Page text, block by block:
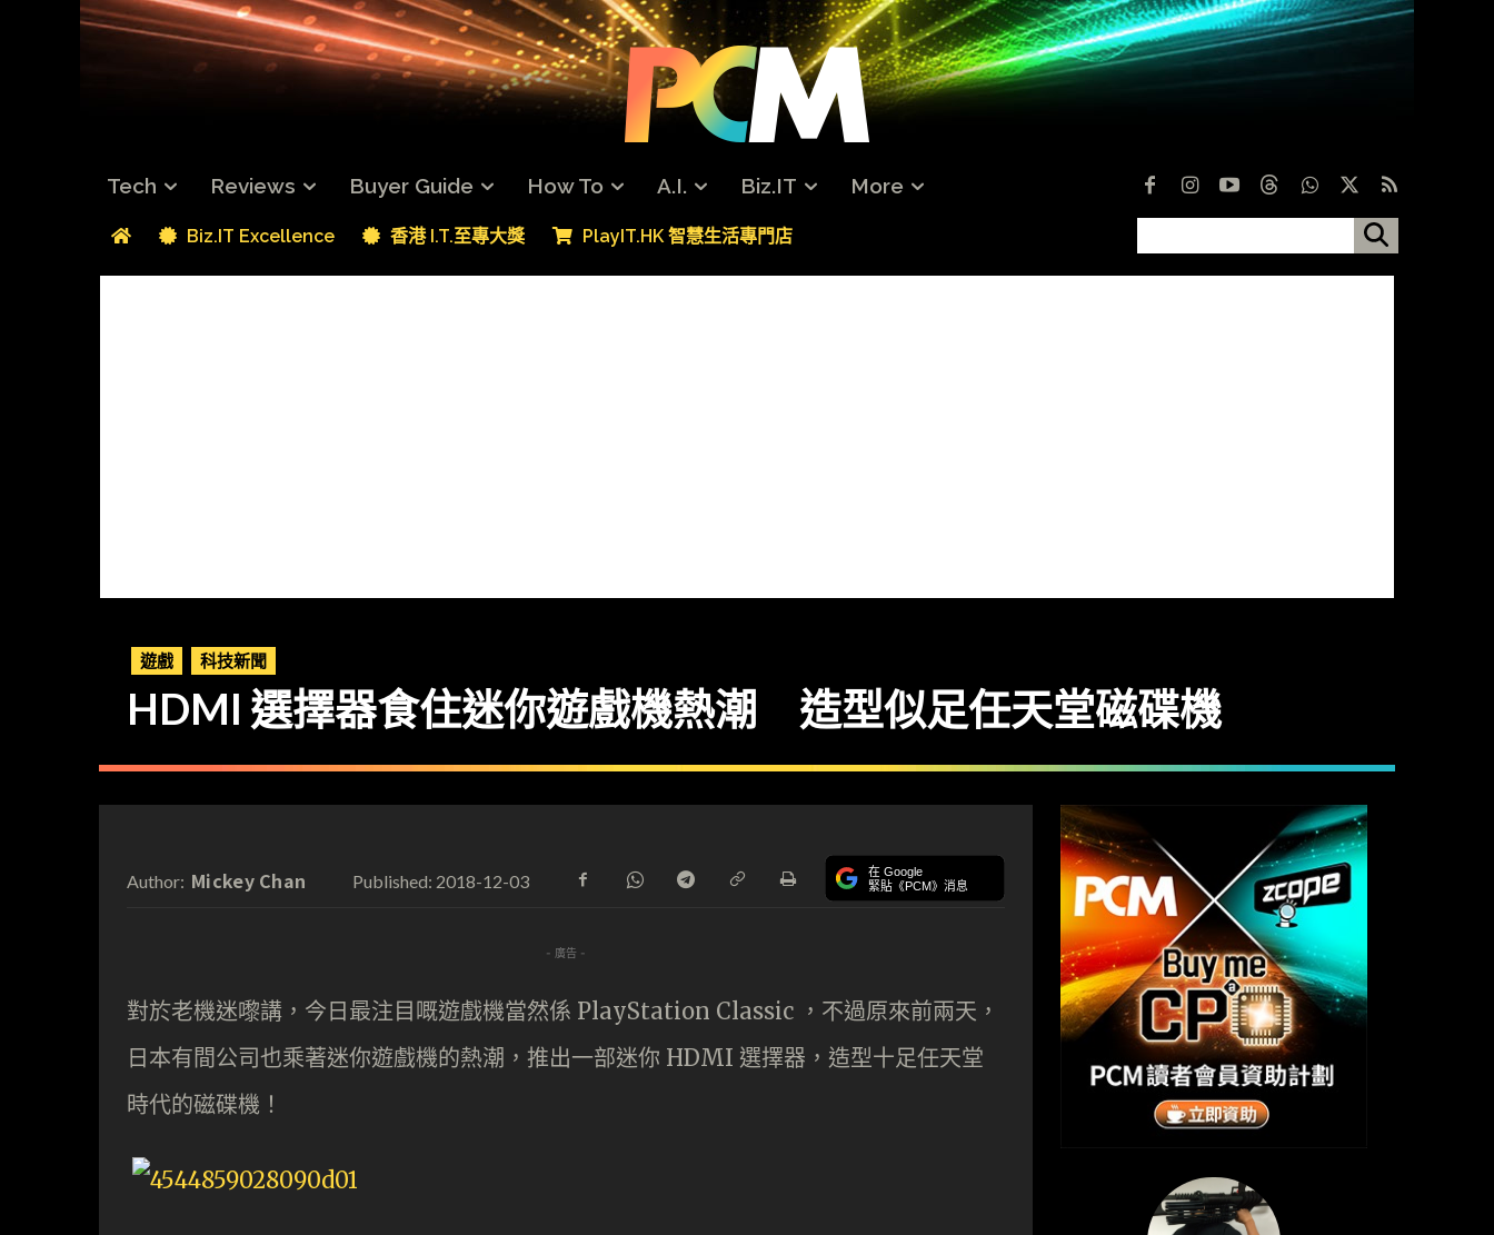
Tech Reviews Buyer Guide How To A.I. Biz.IT More
Biz.IT Excellence 香港 I.T.至專大獎 PlayIT.HK 智慧生活專門店
遊戲 科技新聞
HDMI 選擇器食住迷你遊戲機熱潮 造型似足任天堂磁碟機
Author: Mickey Chan Published: 2018-12-03 在 Google
緊貼《PCM》消息
- 廣告 -
對於老機迷嚟講，今日最注目嘅遊戲機當然係 PlayStation Classic ，不過原來前兩天，
日本有間公司也乘著迷你遊戲機的熱潮，推出一部迷你 HDMI 選擇器，造型十足任天堂
時代的磁碟機！